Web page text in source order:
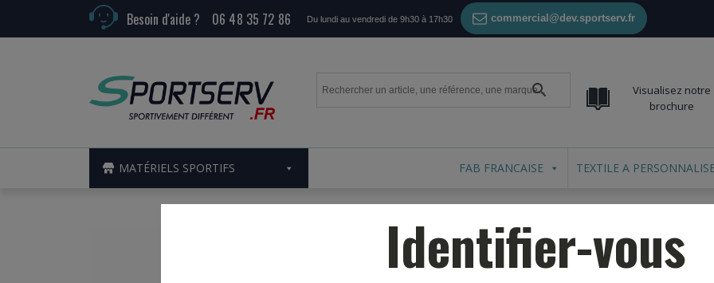
Besoin d'aide ? 06 48 35 72 86 Du lundi au vendredi de 9h30 à 17h30 commercial@dev.sportserv.fr
Visualisez notre
brochure
MATÉRIELS SPORTIFS FAB FRANCAISE TEXTILE A
Identifier-vous